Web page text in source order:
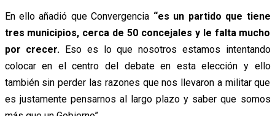
En ello añadió que Convergencia “es un partido que tiene
tres municipios, cerca de 50 concejales y le falta mucho
por crecer. Eso es lo que nosotros estamos intentando
colocar en el centro del debate en esta elección y ello
también sin perder las razones que nos llevaron a militar que
es justamente pensarnos al largo plazo y saber que somos